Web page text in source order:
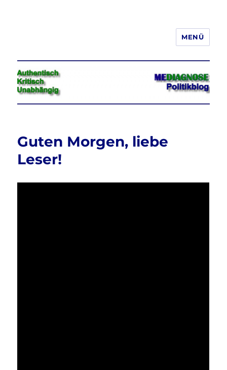
Jeder hat das Recht, seine
Meinung in Wort, Schrift und Bild
frei zu äußern und zu verbreiten
MENÜ
Guten Morgen, liebe
Leser!